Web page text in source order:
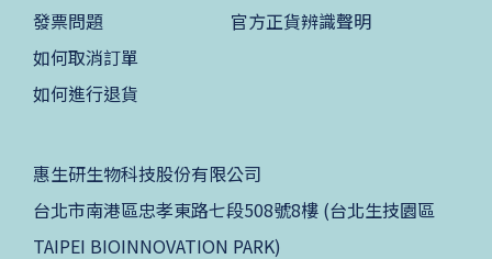
發票問題
如何取消訂單
如何進行退貨
官方正貨辨識聲明
惠生研生物科技股份有限公司
台北市南港區忠孝東路七段508號8樓 (台北生技園區
TAIPEI BIOINNOVATION PARK)